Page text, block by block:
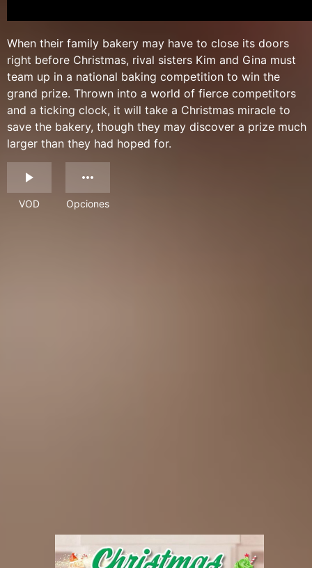
When their family bakery may have to close its doors
right before Christmas, rival sisters Kim and Gina must
team up in a national baking competition to win the
grand prize. Thrown into a world of fierce competitors
and a ticking clock, it will take a Christmas miracle to
save the bakery, though they may discover a prize much
larger than they had hoped for.
VOD Opciones